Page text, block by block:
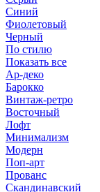
Синий
Фиолетовый
Черный
По стилю
Показать все
Ар-деко
Барокко
Винтаж-ретро
Восточный
Лофт
Минимализм
Модерн
Поп-арт
Прованс
Скандинавский